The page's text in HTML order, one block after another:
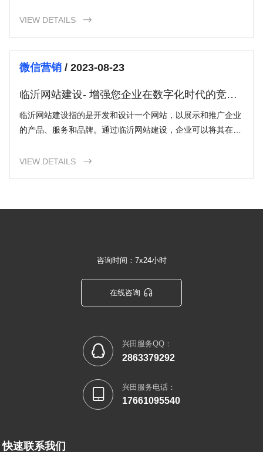
VIEW DETAILS 
微信营销/ 2023-08-23
临沂网站建设- 增强您企业在数字化时代的竞争
临沂网站建设指的是开发和设计一个网站，以展示和推广企业
的产品、服务和品牌。通过临沂网站建设，企业可以将其在线
销售和盈利能力。
VIEW DETAILS 
咨询时间：7x24小时
在线咨询 
 兴田服务QQ：
2863379292
 兴田服务电话：
17661095540
快速联系我们